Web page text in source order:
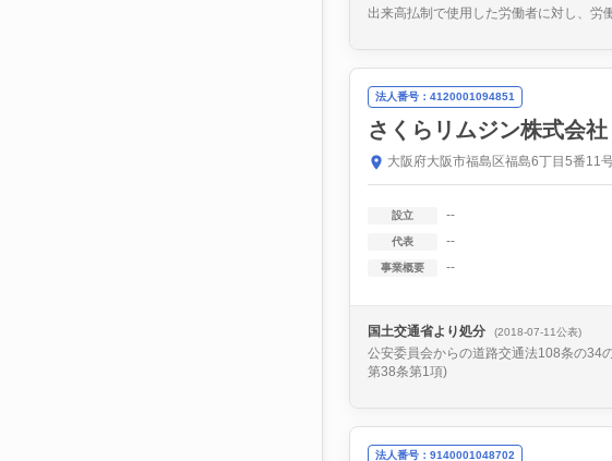
出来高払制で使用した労働者に対し、労
法人番号：4120001094851
さくらリムジン株式会社
大阪府大阪市福島区福島6丁目5番11
設立 --
代表 --
事業概要 --
国土交通省より処分 (2018-07-11公表)
公安委員会からの道路交通法108条の34
第38条第1項)
法人番号：9140001048702